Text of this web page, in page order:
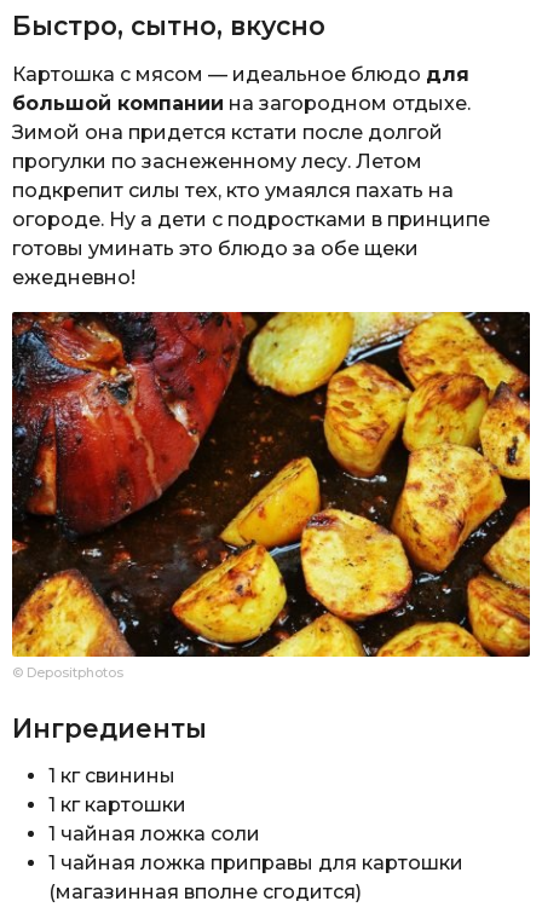
Быстро, сытно, вкусно
Картошка с мясом — идеальное блюдо для
большой компании на загородном отдыхе.
Зимой она придется кстати после долгой
прогулки по заснеженному лесу. Летом
подкрепит силы тех, кто умаялся пахать на
огороде. Ну а дети с подростками в принципе
готовы уминать это блюдо за обе щеки
ежедневно!
© Depositphotos
Ингредиенты
1 кг свинины
1 кг картошки
1 чайная ложка соли
1 чайная ложка приправы для картошки
(магазинная вполне сгодится)